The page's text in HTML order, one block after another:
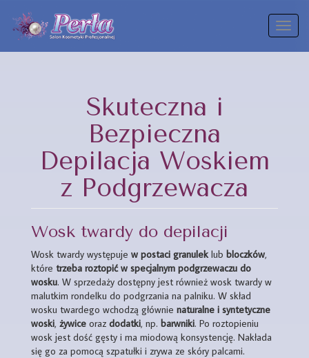
Skuteczna i
Bezpieczna
Depilacja Woskiem
z Podgrzewacza
Wosk twardy do depilacji
Wosk twardy występuje w postaci granuleklub bloczków,
które trzeba roztopić w specjalnym podgrzewaczu do
wosku. W sprzedaży dostępny jest również wosk twardy w
malutkim rondelku do podgrzania na palniku. W skład
wosku twardego wchodzą głównie naturalne i syntetyczne
woski, żywice oraz dodatki, np. barwniki. Po roztopieniu
wosk jest dość gęsty i ma miodową konsystencję. Nakłada
się go za pomocą szpatułki i zrywa ze skóry palcami.